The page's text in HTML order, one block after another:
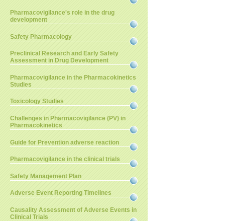
Pharmacovigilance's role in the drug
development
Safety Pharmacology
Preclinical Research and Early Safety
Assessment in Drug Development
Pharmacovigilance in the Pharmacokinetics
Studies
Toxicology Studies
Challenges in Pharmacovigilance (PV) in
Pharmacokinetics
Guide for Prevention adverse reaction
Pharmacovigilance in the clinical trials
Safety Management Plan
Adverse Event Reporting Timelines
Causality Assessment of Adverse Events in
Clinical Trials